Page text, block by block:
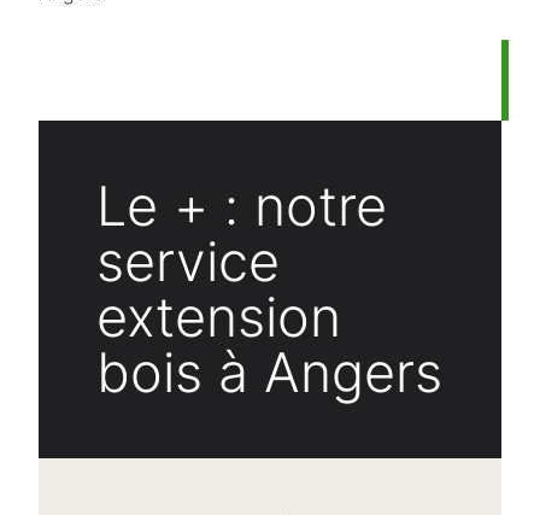
Le + : notre
service
extension
bois à Angers